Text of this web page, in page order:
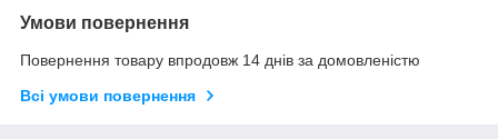
Умови повернення
Повернення товару впродовж 14 днів за домовленістю
Всі умови повернення